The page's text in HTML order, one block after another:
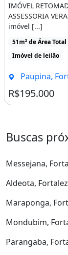
IMÓVEL
ASSESSORIA
imóvel [...]
51m² de Área Total
Imóvel de leilão
Paupina,
R$195.000
Buscas
Messejana,
Aldeota,
Maraponga,
Mondubim,
Parangaba,